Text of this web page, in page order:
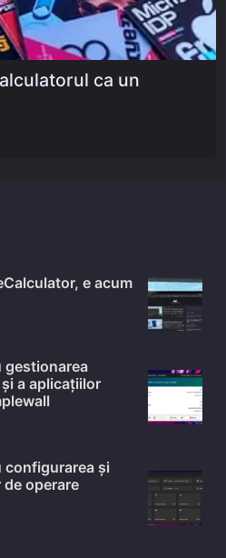
ca un
e acum
gestionarea
a aplicațiilor
configurarea și
operare